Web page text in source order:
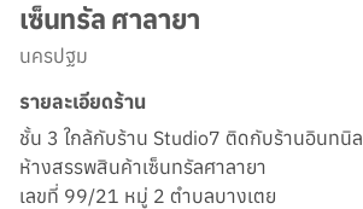
เซ็นทรัล ศาลายา
นครปฐม
รายละเอียดร้าน
ชั้น 3 ใกล้กับร้าน Studio7 ติดกับร้านอินทนิล
ห้างสรรพสินค้าเซ็นทรัลศาลายา
เลขที่ 99/21 หมู่ 2 ตำบลบางเตย